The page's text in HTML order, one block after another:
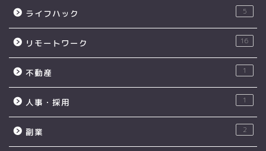
ライフハック 5
リモートワーク 16
不動産 1
人事・採用 1
副業 2